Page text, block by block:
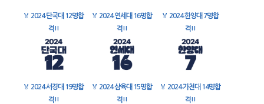
🏅 2024 단국대 12명합
격!!
🏅 2024 연세대 16명합
격!!
🏅 2024 한양대 7명합
격!!
🏅 2024 서경대 19명합
격!!
🏅 2024 삼육대 15명합
격!!
🏅 2024 가천대 14명합
격!!